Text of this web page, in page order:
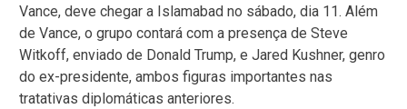
Vance, deve chegar a Islamabad no sábado, dia 11. Além
de Vance, o grupo contará com a presença de Steve
Witkoff, enviado de Donald Trump, e Jared Kushner, genro
do ex-presidente, ambos figuras importantes nas
tratativas diplomáticas anteriores.